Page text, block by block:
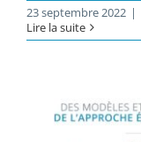
23 septembre 2022 |
Lire la suite